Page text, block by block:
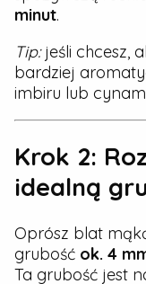
minut.
Tip:jeśli chcesz,
bardziej
imbiru lub
Krok 2:
idealną
Oprósz blat
grubość ok. 4
Ta grubość jest